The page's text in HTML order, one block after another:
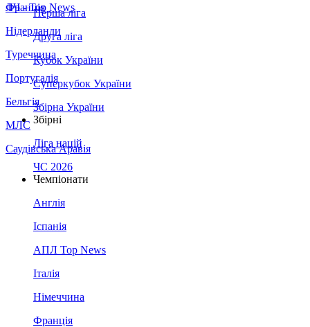
Франція
Нідерланди
Туреччина
Португалія
Бельгія
МЛС
Саудівська Аравія
ЛЧ - Top News
Перша ліга
Друга ліга
Кубок України
Суперкубок України
Збірна України
Збірні
Ліга націй
ЧС 2026
Чемпіонати
Англія
Іспанія
АПЛ Top News
Італія
Німеччина
Франція